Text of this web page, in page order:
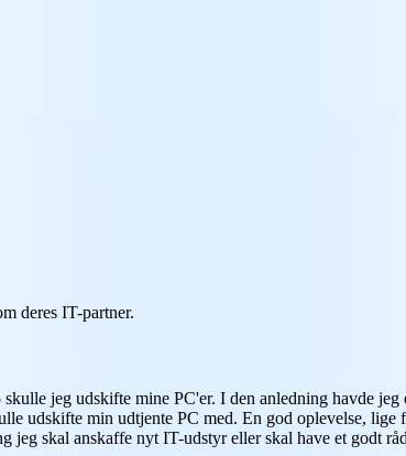
deres IT-partner.
jeg udskifte mine PC'er. I den anledning havde
udskifte min udtjente PC med. En god oplevelse,
jeg skal anskaffe nyt IT-udstyr eller skal have et godt